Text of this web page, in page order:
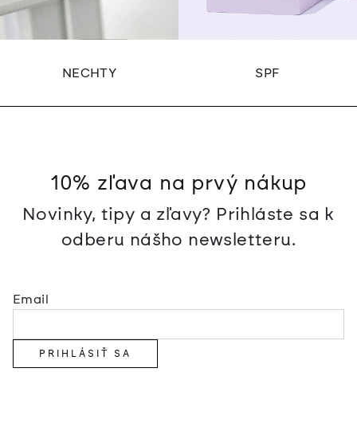
NECHTY SPF
10% zľava na prvý nákup
Novinky, tipy a zľavy? Prihláste sa k
odberu nášho newsletteru.
Email
PRIHLÁSIŤ SA